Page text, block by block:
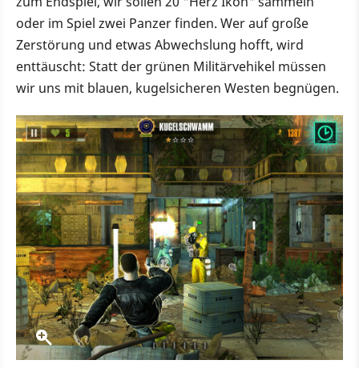
oder im Spiel zwei Panzer finden. Wer auf große
Zerstörung und etwas Abwechslung hofft, wird
enttäuscht: Statt der grünen Militärvehikel müssen
wir uns mit blauen, kugelsicheren Westen begnügen.